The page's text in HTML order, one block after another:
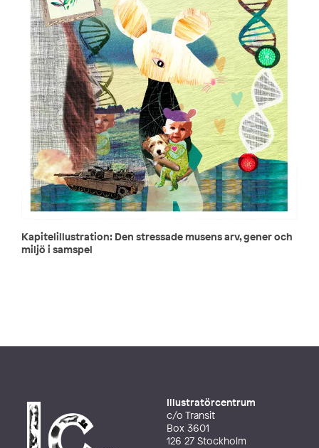
Kapitelillustration: Den stressade musens arv, gener och
miljö i samspel
Illustratörcentrum
c/o Transit
Box 3601
126 27 Stockholm